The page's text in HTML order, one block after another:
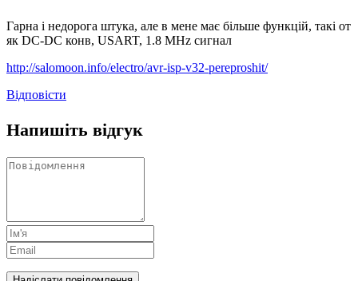
Гарна і недорога штука, але в мене має більше функцій, такі от
як DC-DC конв, USART, 1.8 MHz сигнал
http://salomoon.info/electro/avr-isp-v32-pereproshit/
Відповіcти
Напишіть відгук